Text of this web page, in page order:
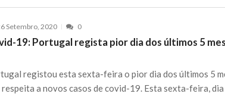
Setembro, 2020 0
19: Portugal regista pior dia dos últimos 5
registou esta sexta-feira o pior dia dos últimos 5
respeita a novos casos de covid-19. Esta sexta-feira,